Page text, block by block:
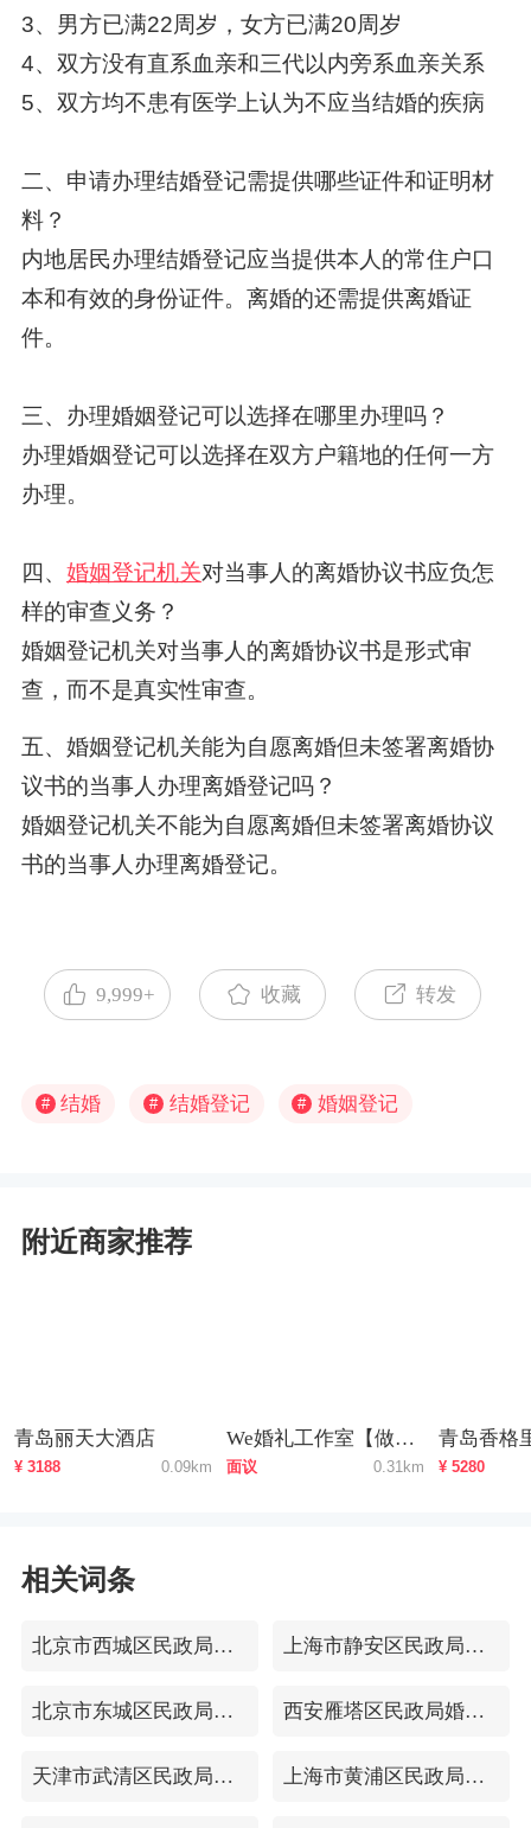
3、男方已满22周岁，女方已满20周岁
4、双方没有直系血亲和三代以内旁系血亲关系
5、双方均不患有医学上认为不应当结婚的疾病
二、申请办理结婚登记需提供哪些证件和证明材
料？
内地居民办理结婚登记应当提供本人的常住户口
本和有效的身份证件。离婚的还需提供离婚证
件。
三、办理婚姻登记可以选择在哪里办理吗？
办理婚姻登记可以选择在双方户籍地的任何一方
办理。
四、 婚姻登记机关对当事人的离婚协议书应负怎
样的审查义务？
婚姻登记机关对当事人的离婚协议书是形式审
查，而不是真实性审查。
五、婚姻登记机关能为自愿离婚但未签署离婚协
议书的当事人办理离婚登记吗？
婚姻登记机关不能为自愿离婚但未签署离婚协议
书的当事人办理离婚登记。
9,999+ 收藏 转发
# 结婚 # 结婚登记 # 婚姻登记
附近商家推荐
青岛丽天大酒店
¥ 3188 0.09km
We婚礼工作室【做有温度的婚礼】
面议 0.31km
青岛香格
¥ 5280
相关词条
北京市西城区民政局婚姻登记处 上海市静安区民政局婚姻登记处
北京市东城区民政局婚姻登记处 西安雁塔区民政局婚姻登记处
天津市武清区民政局婚姻登记处 上海市黄浦区民政局婚姻登记处